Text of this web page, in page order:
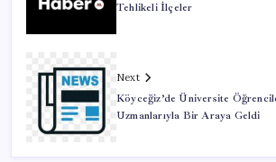
Tehlikeli İlçeler
Next
Köyceğiz’de Üniversite
Uzmanlarıyla Bir Araya Geldi